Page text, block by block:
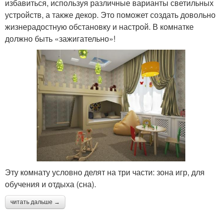
избавиться, используя различные варианты светильных
устройств, а также декор. Это поможет создать довольно
жизнерадостную обстановку и настрой. В комнатке
должно быть «зажигательно»!
Эту комнату условно делят на три части: зона игр, для
обучения и отдыха (сна).
читать дальше →